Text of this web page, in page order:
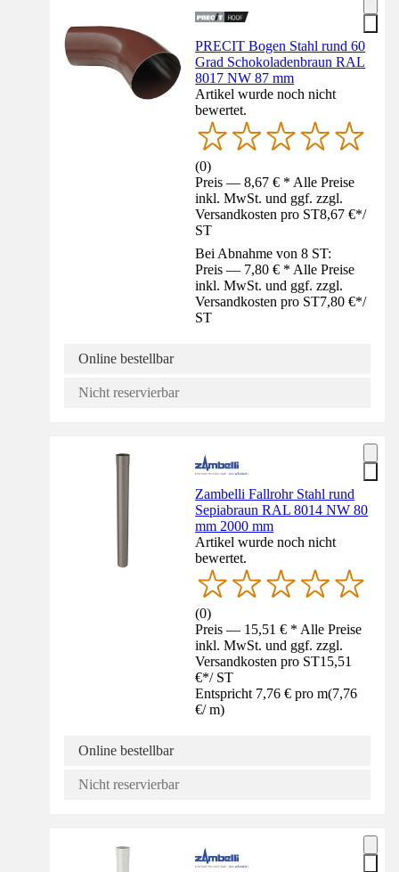
PRECIT Bogen Stahl rund 60
Grad Schokoladenbraun RAL
8017 NW 87 mm
Artikel wurde noch nicht
bewertet.
(0)
Preis — 8,67 € * Alle Preise
inkl. MwSt. und ggf. zzgl.
Versandkosten pro ST8,67 €*/
ST
Bei Abnahme von 8 ST:
Preis — 7,80 € * Alle Preise
inkl. MwSt. und ggf. zzgl.
Versandkosten pro ST7,80 €*/
ST
Online bestellbar
Nicht reservierbar
Zambelli Fallrohr Stahl rund
Sepiabraun RAL 8014 NW 80
mm 2000 mm
Artikel wurde noch nicht
bewertet.
(0)
Preis — 15,51 € * Alle Preise
inkl. MwSt. und ggf. zzgl.
Versandkosten pro ST15,51
€*/ ST
Entspricht 7,76 € pro m(7,76
€/ m)
Online bestellbar
Nicht reservierbar